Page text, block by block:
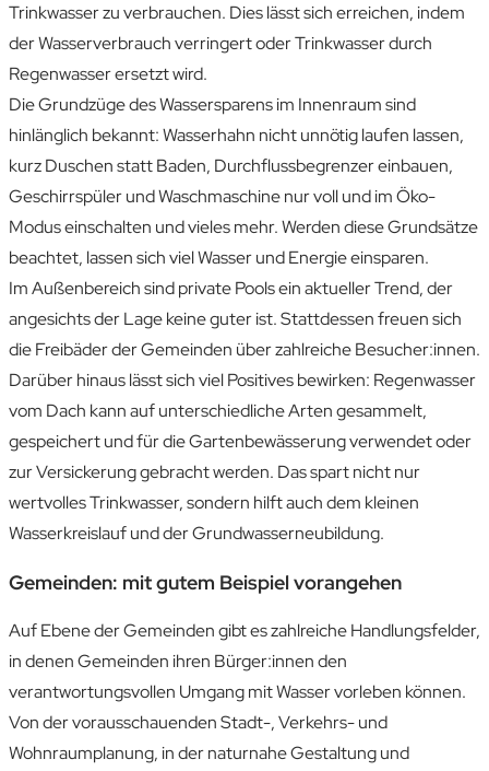
Trinkwasser zu verbrauchen. Dies lässt sich erreichen, indem
der Wasserverbrauch verringert oder Trinkwasser durch
Regenwasser ersetzt wird.
Die Grundzüge des Wassersparens im Innenraum sind
hinlänglich bekannt: Wasserhahn nicht unnötig laufen lassen,
kurz Duschen statt Baden, Durchflussbegrenzer einbauen,
Geschirrspüler und Waschmaschine nur voll und im Öko-
Modus einschalten und vieles mehr. Werden diese Grundsätze
beachtet, lassen sich viel Wasser und Energie einsparen.
Im Außenbereich sind private Pools ein aktueller Trend, der
angesichts der Lage keine guter ist. Stattdessen freuen sich
die Freibäder der Gemeinden über zahlreiche Besucher:innen.
Darüber hinaus lässt sich viel Positives bewirken: Regenwasser
vom Dach kann auf unterschiedliche Arten gesammelt,
gespeichert und für die Gartenbewässerung verwendet oder
zur Versickerung gebracht werden. Das spart nicht nur
wertvolles Trinkwasser, sondern hilft auch dem kleinen
Wasserkreislauf und der Grundwasserneubildung.
Gemeinden: mit gutem Beispiel vorangehen
Auf Ebene der Gemeinden gibt es zahlreiche Handlungsfelder,
in denen Gemeinden ihren Bürger:innen den
verantwortungsvollen Umgang mit Wasser vorleben können.
Von der vorausschauenden Stadt-, Verkehrs- und
Wohnraumplanung, in der naturnahe Gestaltung und